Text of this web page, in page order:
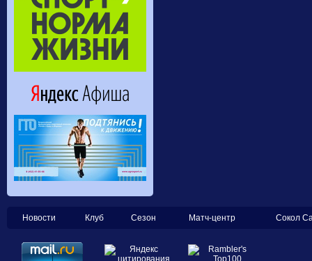
Новости Клуб Сезон Матч-центр Сокол